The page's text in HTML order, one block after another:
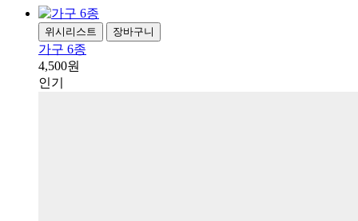
위시리스트 장바구니
가구 6종
4,500원
인기